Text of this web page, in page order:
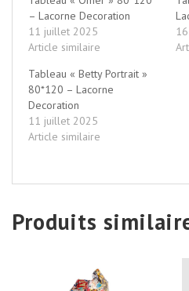
– Lacorne Decoration
11 juillet 2025
Article similaire
Tableau « Betty Portrait »
80*120 – Lacorne
Decoration
11 juillet 2025
Article similaire
Produits